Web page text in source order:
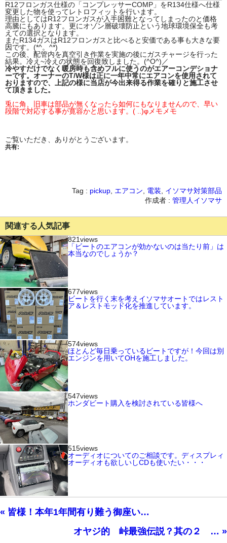
R12フロンガス仕様の「コンプレッサーCOMP」をR134仕様へ仕様
変更した物を使ってレトロフィットを行います。
理由としてはR12フロンガスが入手困難となってしまったのと価格
高騰にもあります。更にオゾン層破壊防止という地球環境保全も考
えての選択となります。
またR134ガスはR12フロンガスと比べると安価である事も大きな要
因です。(*^。^*)
この後、配管内を真空引き作業を実施の後にガスチャージを行った
結果。冷え~冷えの状態を回復致しました。(^O^)／
冷やすだけでなく暖房時も含めフルに使うのがエアーコンデショナ
ーです。オーナーのT/W様は正に一年中常にエアコンを使用されて
おりますので、上記の様に当店が今出来得る作業を確りと施工させ
て頂きました。
兎に角、旧車は部品が無くなったら如何にもなりませんので、早い
段階で対応する事が寛容かと思います。( ..)φメモメモ
ご覧いただき、ありがとうございます。
共有:
Tag : pickup エアコン 電装
イソマサ対策部品
作成者 : 管理人イソマサ
関連する人気記事
821views
「ビートのエアコンが効かないのは当たり前」は
本当なのでしょうか？
677views
ビートを行く末を考えイソマサオートではレスト
ア＆レストモッド化を推進しています。
574views
ほとんど毎日乗っているビートですが！今回は別
エンジンを用いてOHを施工しました。
547views
ホンダビート購入を検討されている皆様へ
515views
オーディオについてのご相談です。ディスプレィ
オーディオも欲しいしCDも使いたい・・・
« 皆様！本年1年間有り難う御座い…
オヤジ的 峠最強伝説？其の２ … »